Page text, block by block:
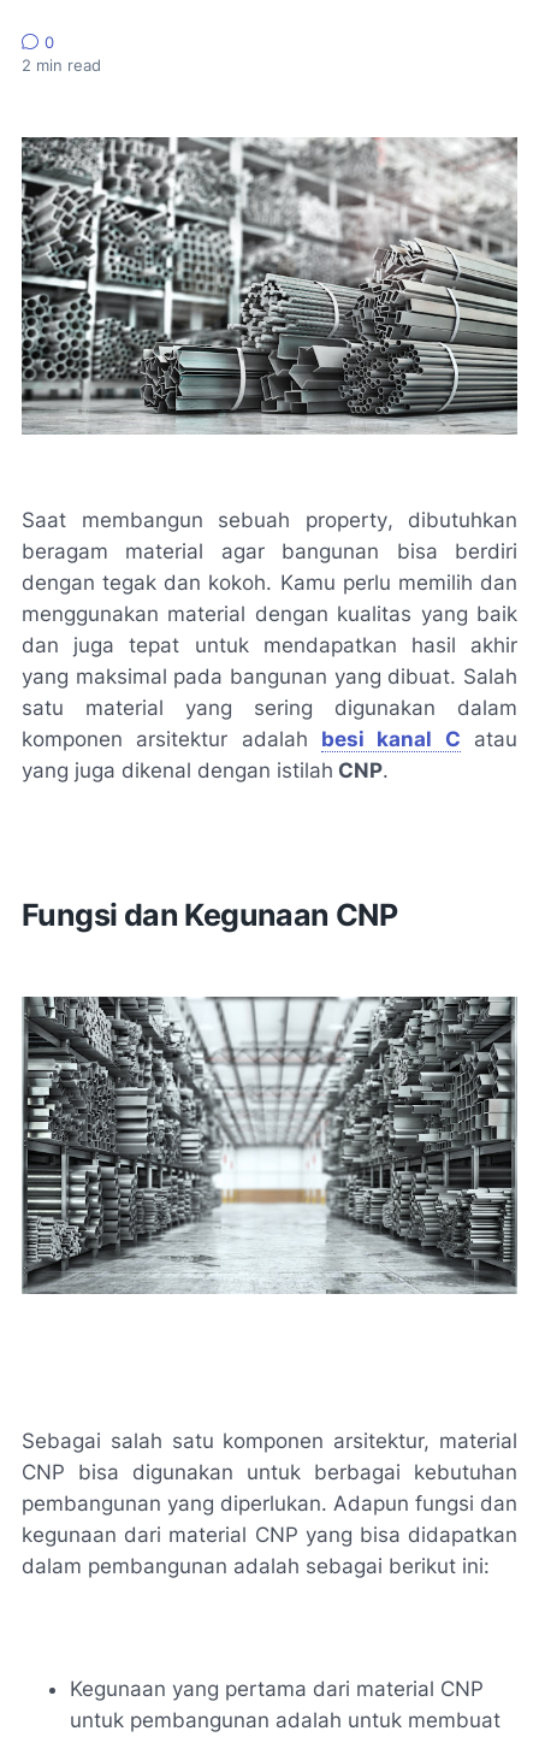
0
2 min read
Saat membangun sebuah property, dibutuhkan
beragam material agar bangunan bisa berdiri
dengan tegak dan kokoh. Kamu perlu memilih dan
menggunakan material dengan kualitas yang baik
dan juga tepat untuk mendapatkan hasil akhir
yang maksimal pada bangunan yang dibuat. Salah
satu material yang sering digunakan dalam
komponen arsitektur adalah besi kanal C atau
yang juga dikenal dengan istilah CNP.
Fungsi dan Kegunaan CNP
Sebagai salah satu komponen arsitektur, material
CNP bisa digunakan untuk berbagai kebutuhan
pembangunan yang diperlukan. Adapun fungsi dan
kegunaan dari material CNP yang bisa didapatkan
dalam pembangunan adalah sebagai berikut ini:
Kegunaan yang pertama dari material CNP
untuk pembangunan adalah untuk membuat